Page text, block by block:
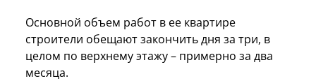
Основной объем работ в ее квартире
строители обещают закончить дня за три, в
целом по верхнему этажу – примерно за два
месяца.